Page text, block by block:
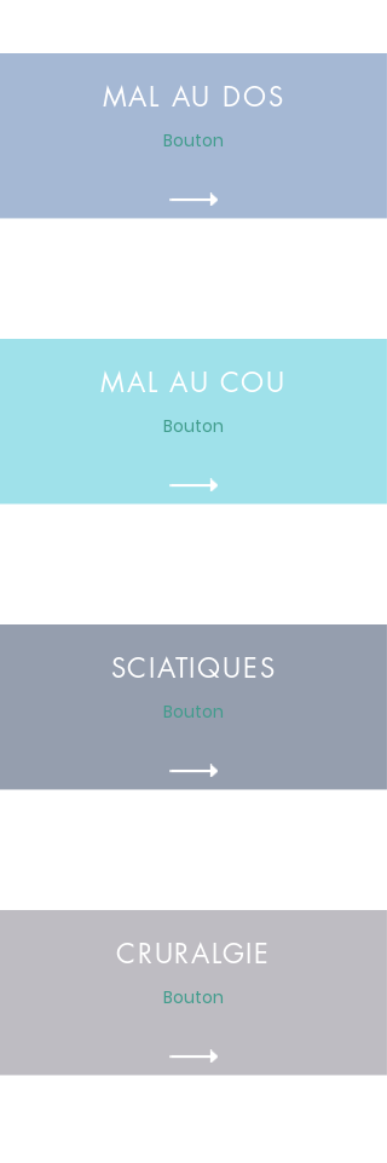
MAL AU DOS
Bouton
MAL AU COU
Bouton
SCIATIQUES
Bouton
CRURALGIE
Bouton